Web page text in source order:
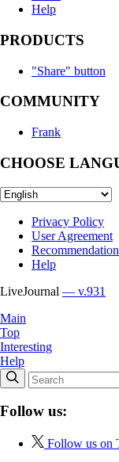
Help
PRODUCTS
"Share" button
COMMUNITY
Frank
CHOOSE
Privacy Policy
User Agreement
Help
LiveJournal — v.931
Main
Top
Interesting
Help
Follow us:
Follow us on